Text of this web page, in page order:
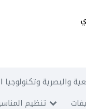
والبصرية وتكنولوجيا
تنظيم